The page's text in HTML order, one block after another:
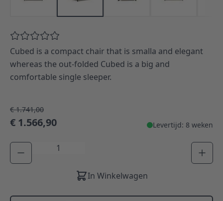
Cubed is a compact chair that is smalla and elegant
whereas the out-folded Cubed is a big and
comfortable single sleeper.
€ 1.741,00
€ 1.566,90 Levertijd: 8 weken
Aantal
In Winkelwagen